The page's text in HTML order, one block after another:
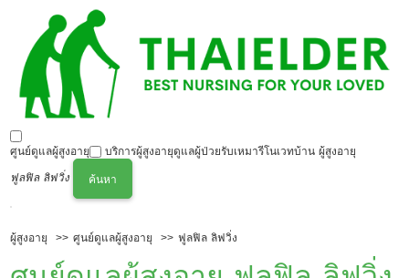
ศูนย์ดูแลผู้สูงอายุ บริการผู้สูงอายุดูแลผู้ป่วยรับเหมารีโนเวทบ้าน ผู้สูงอายุ
ฟูลฟิล ลิฟวิ่ง
ค้นหา
ผู้สูงอายุ ศูนย์ดูแลผู้สูงอายุ ฟูลฟิล ลิฟวิ่ง